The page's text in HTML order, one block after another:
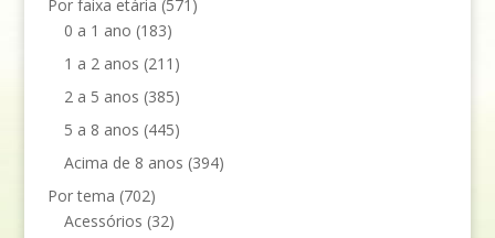
Por faixa etária (571)
0 a 1 ano (183)
1 a 2 anos (211)
2 a 5 anos (385)
5 a 8 anos (445)
Acima de 8 anos (394)
Por tema (702)
Acessórios (32)